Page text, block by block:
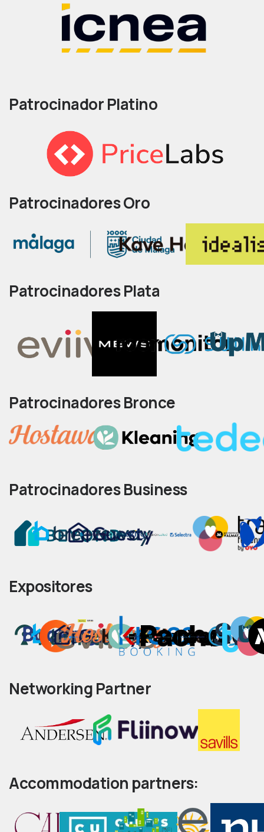
Patrocinador Platino
Patrocinadores Oro
Patrocinadores Plata
Patrocinadores Bronce
Patrocinadores Business
Expositores
Networking Partner
Accommodation partners: